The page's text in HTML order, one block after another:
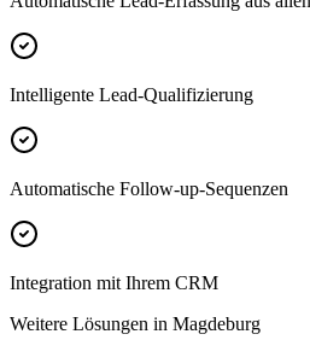
Intelligente Lead-Qualifizierung
Automatische Follow-up-Sequenzen
Integration mit Ihrem CRM
Weitere Lösungen in Magdeburg